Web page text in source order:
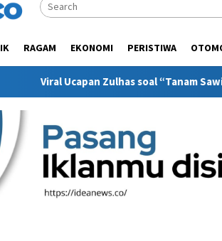
RAGAM EKONOMI PERISTIWA
soal “Tanam Sawit”, BM PAN Kaltim